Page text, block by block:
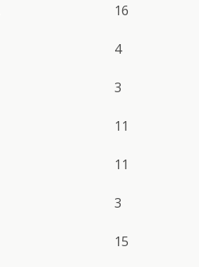
16
4
3
11
11
3
15